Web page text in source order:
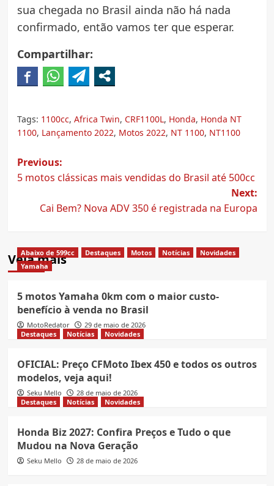
sua chegada no Brasil ainda não há nada
confirmado, então vamos ter que esperar.
Compartilhar:
Tags: 1100cc, Africa Twin, CRF1100L, Honda, Honda NT
1100, Lançamento 2022, Motos 2022, NT 1100, NT1100
Post
navigation
Previous:
5 motos clássicas mais vendidas do Brasil até 500cc
Next:
Cai Bem? Nova ADV 350 é registrada na Europa
Veja mais
Abaixo de 599cc Destaques Motos Notícias
Novidades
Yamaha
5 motos Yamaha 0km com o maior custo-
benefício à venda no Brasil
MotoRedator
29 de maio de 2026
Destaques
Notícias Novidades
OFICIAL: Preço CFMoto Ibex 450 e todos os outros
modelos, veja aqui!
Seku Mello
28 de maio de 2026
Destaques
Notícias Novidades
Honda Biz 2027: Confira Preços e Tudo o que
Mudou na Nova Geração
Seku Mello 28 de maio de 2026